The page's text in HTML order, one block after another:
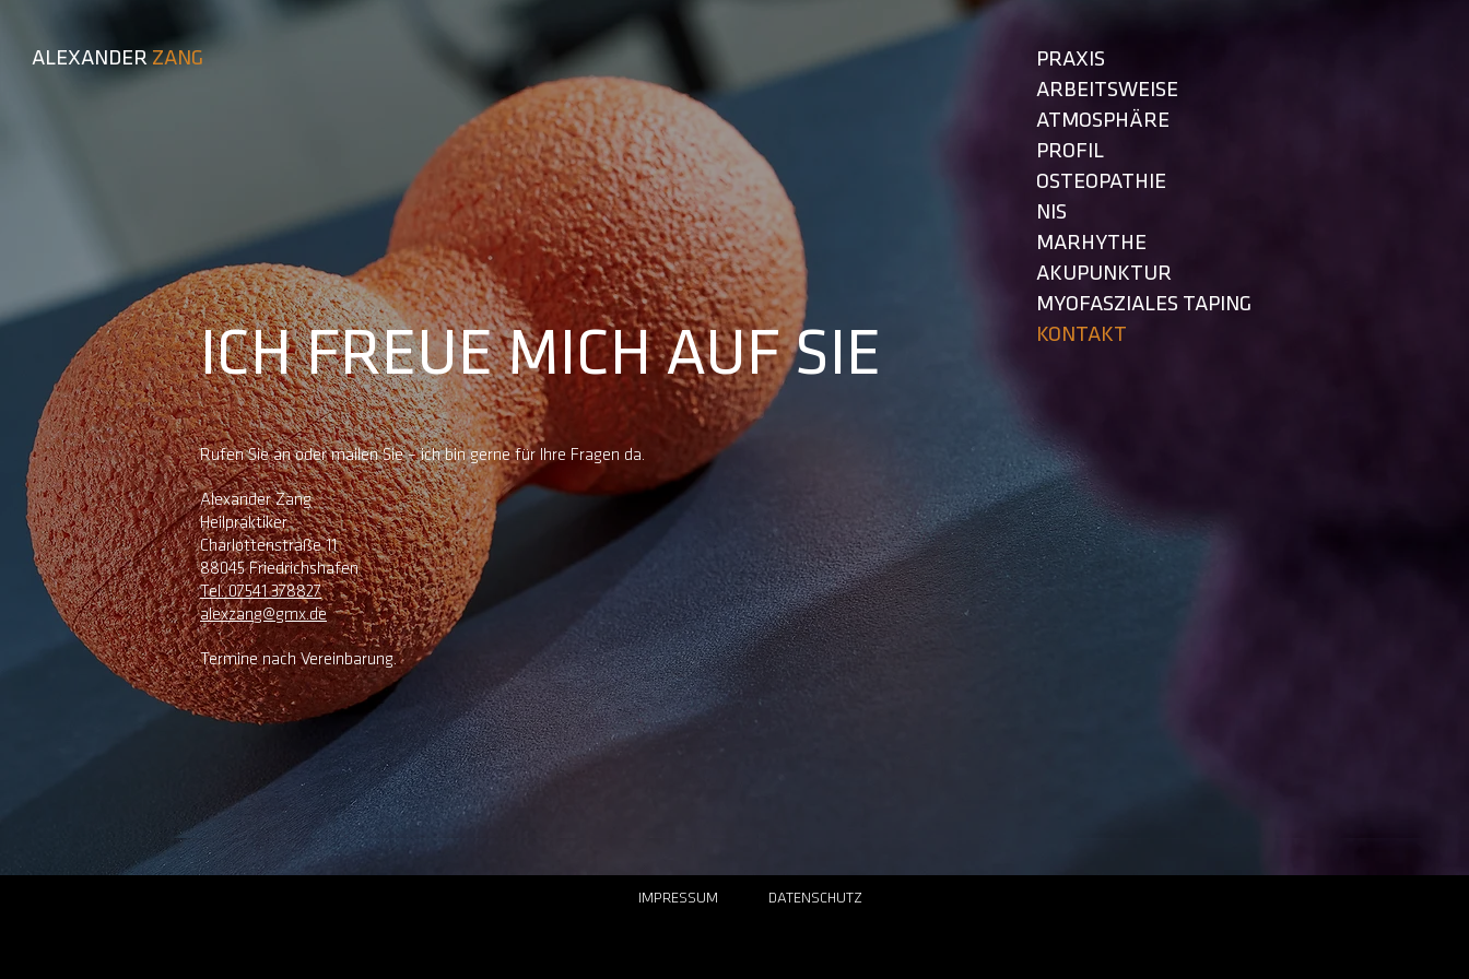
ALEXANDERZANG
PRAXIS
ARBEITSWEISE
ATMOSPHÄRE
PROFIL
OSTEOPATHIE
NIS
MARHYTHE
AKUPUNKTUR
MYOFASZIALES TAPING
KONTAKT
ARBEITSWEISE
Rufen Sie an oder mailen Sie – für welchen Weg der Kontaktaufnahme Sie sich auch entscheiden: Ich
bin gerne für IhreFragen da.
ICH FREUE MICH AUF SIE
Rufen Sie an oder mailen Sie –ich bin gerne für Ihre Fragen da.
Alexander Zang
Heilpraktiker
Charlottenstraße 11
88045 Friedrichshafen
Tel. 07541 378827
alexzang@gmx.de
Termine nach Vereinbarung.
IMPRESSUM DATENSCHUTZ